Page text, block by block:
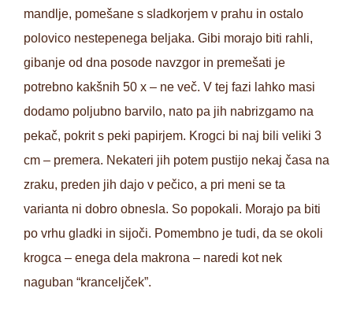
mandlje, pomešane s sladkorjem v prahu in ostalo
polovico nestepenega beljaka. Gibi morajo biti rahli,
gibanje od dna posode navzgor in premešati je
potrebno kakšnih 50 x – ne več. V tej fazi lahko masi
dodamo poljubno barvilo, nato pa jih nabrizgamo na
pekač, pokrit s peki papirjem. Krogci bi naj bili veliki 3
cm – premera. Nekateri jih potem pustijo nekaj časa na
zraku, preden jih dajo v pečico, a pri meni se ta
varianta ni dobro obnesla. So popokali. Morajo pa biti
po vrhu gladki in sijoči. Pomembno je tudi, da se okoli
krogca – enega dela makrona – naredi kot nek
naguban “kranceljček”.